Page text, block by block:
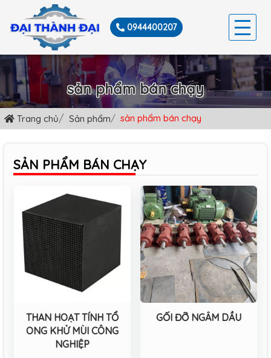
TRANG CHỦ
GIỚI THIỆU
SẢN PHẨM
LIÊN HỆ
0944400207
sản phẩm bán chạy
Trang chủ Sản phẩm sản phẩm bán chạy
SẢN PHẨM BÁN CHẠY
THAN HOẠT TÍNH TỔ
ONG KHỬ MÙI CÔNG
NGHIỆP
GỐI ĐỠ NGÂM DẦU